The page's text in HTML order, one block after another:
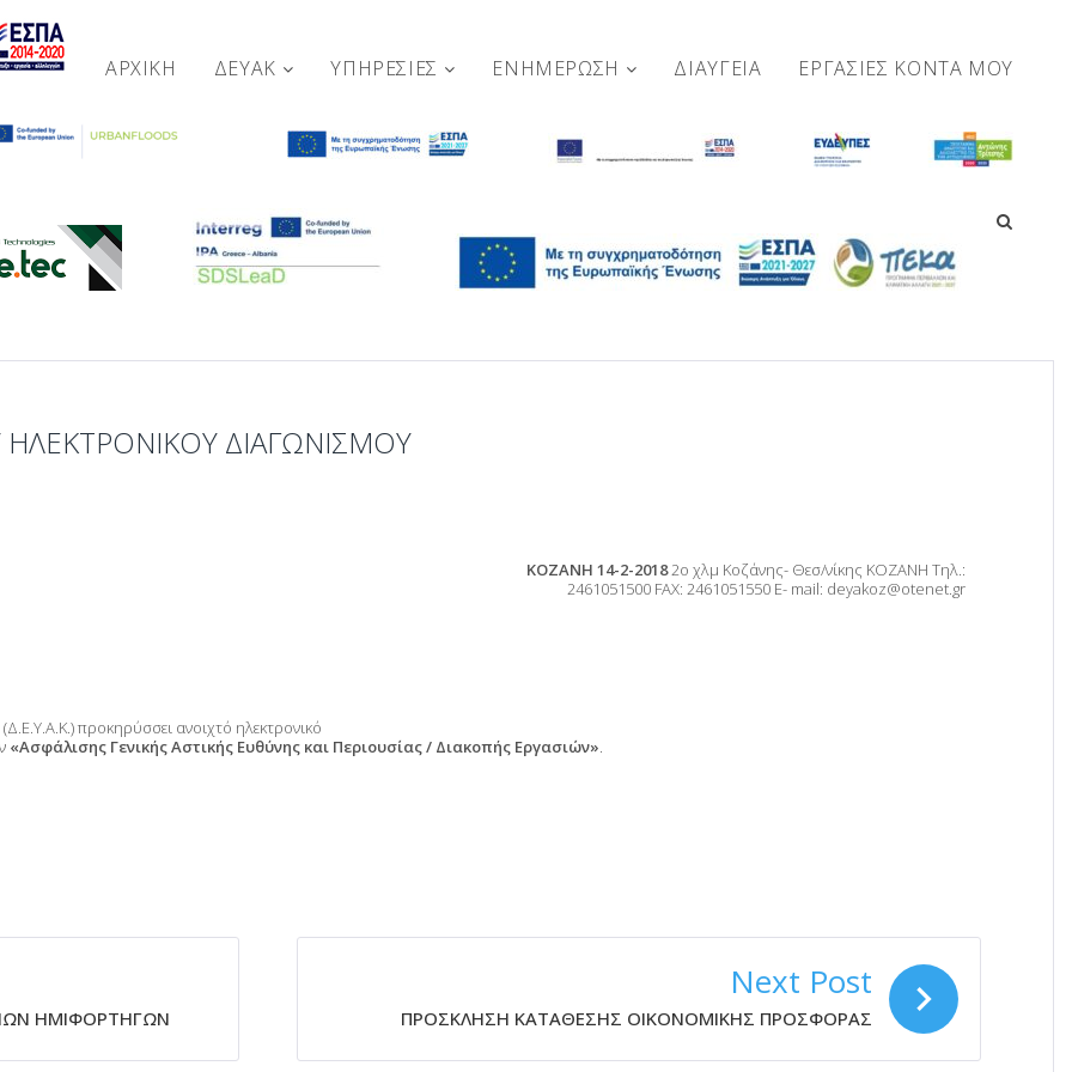
ΑΡΧΙΚΉ ΔΕΥΑΚ ΥΠΗΡΕΣΙΕΣ ΕΝΗΜΕΡΩΣΗ ΔΙΑΥΓΕΙΑ ΕΡΓΑΣΊΕΣ ΚΟΝΤΆ ΜΟΥ
ΔΙΑΓΩΝΙΣΜΟΥ
ΚΟΖΑΝΗ 14-2-20182ο χλμ Κοζάνης- Θεσ/νίκης ΚΟΖΑΝΗ Τηλ.:
2461051500 FAX: 2461051550 E- mail: deyakoz@otenet.gr
προκηρύσσει ανοιχτό ηλεκτρονικό
«Ασφάλισης Γενικής Αστικής Ευθύνης και Περιουσίας / Διακοπής Εργασιών».
ΗΜΙΦΟΡΤΗΓΩΝ
Next Post
ΠΡΟΣΚΛΗΣΗ ΚΑΤΑΘΕΣΗΣ ΟΙΚΟΝΟΜΙΚΗΣ ΠΡΟΣΦΟΡΑΣ